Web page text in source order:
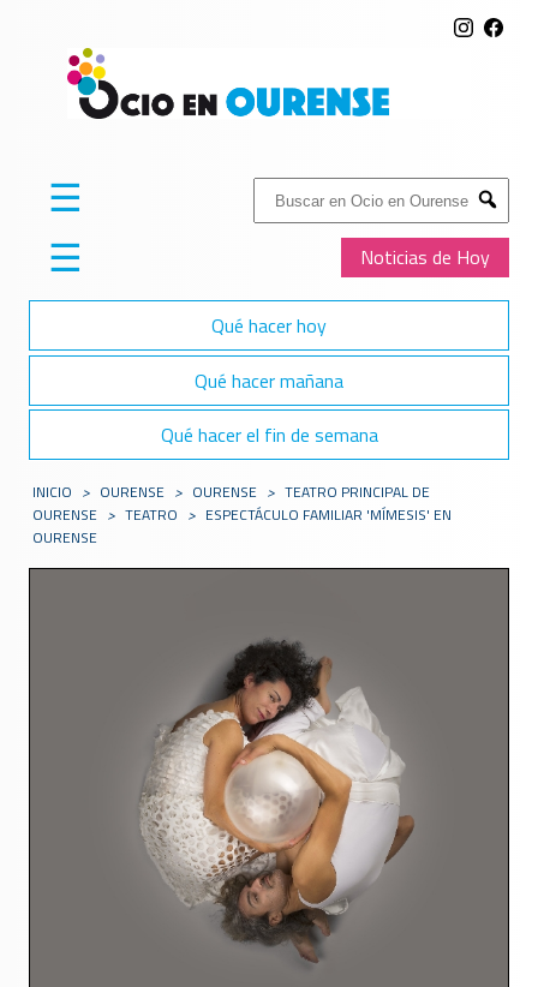
Buscar:
Submit
Noticias de Hoy
☰
☰
Qué hacer hoy
Qué hacer mañana
Qué hacer el fin de semana
INICIO > OURENSE > OURENSE > TEATRO PRINCIPAL DE
OURENSE > TEATRO > ESPECTÁCULO FAMILIAR 'MÍMESIS' EN
OURENSE